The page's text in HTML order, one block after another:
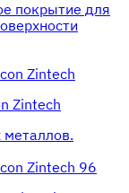
покрытие для
Zintech